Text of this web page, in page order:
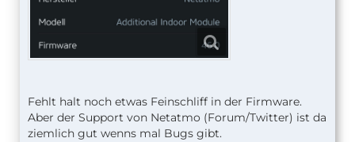
Fehlt halt noch etwas Feinschliff in der Firmware.
Aber der Support von Netatmo (Forum/Twitter) ist da
ziemlich gut wenns mal Bugs gibt.